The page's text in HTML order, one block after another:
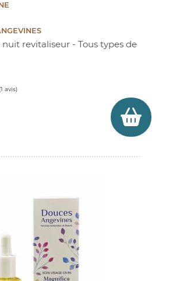
(85 avis)
revitaliseur - Tous types de